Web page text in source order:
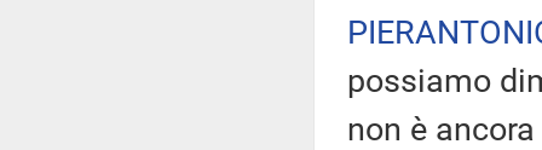
possiamo
non è